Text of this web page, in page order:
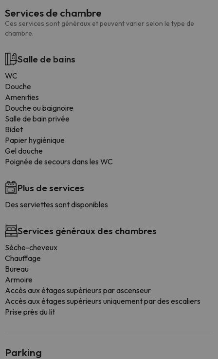
Services de chambre
Ces services sont généraux et peuvent varier selon le type de
chambre.
Salle de bains
WC
Douche
Amenities
Douche ou baignoire
Salle de bain privée
Bidet
Papier hygiénique
Gel douche
Poignée de secours dans les WC
Plus de services
Des serviettes sont disponibles
Services généraux des chambres
Sèche-cheveux
Chauffage
Bureau
Armoire
Accès aux étages supérieurs par ascenseur
Accès aux étages supérieurs uniquement par des escaliers
Prise près du lit
Parking